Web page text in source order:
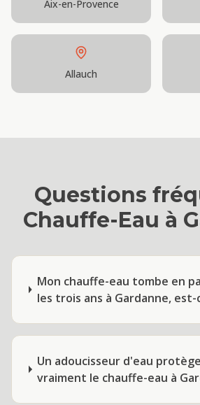
Aix-en-Provence
Allauch
Questions
Chauffe-Eau à
Mon chauffe-eau tombe en
les trois ans à Gardanne, est-
Un adoucisseur d'eau
vraiment le chauffe-eau à